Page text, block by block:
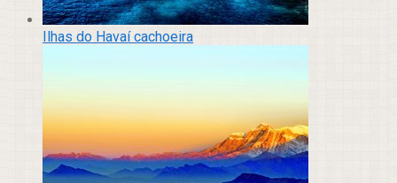
Ilhas do Havaí cachoeira